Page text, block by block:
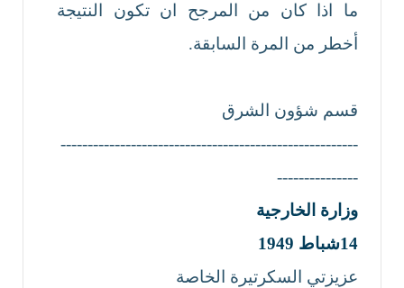
ما اذا كان من المرجح ان تكون النتيجة
أخطر من المرة السابقة.
قسم شؤون الشرق
-------------------------------------------------------
---------------
وزارة الخارجية
14شباط 1949
عزيزتي السكرتيرة الخاصة